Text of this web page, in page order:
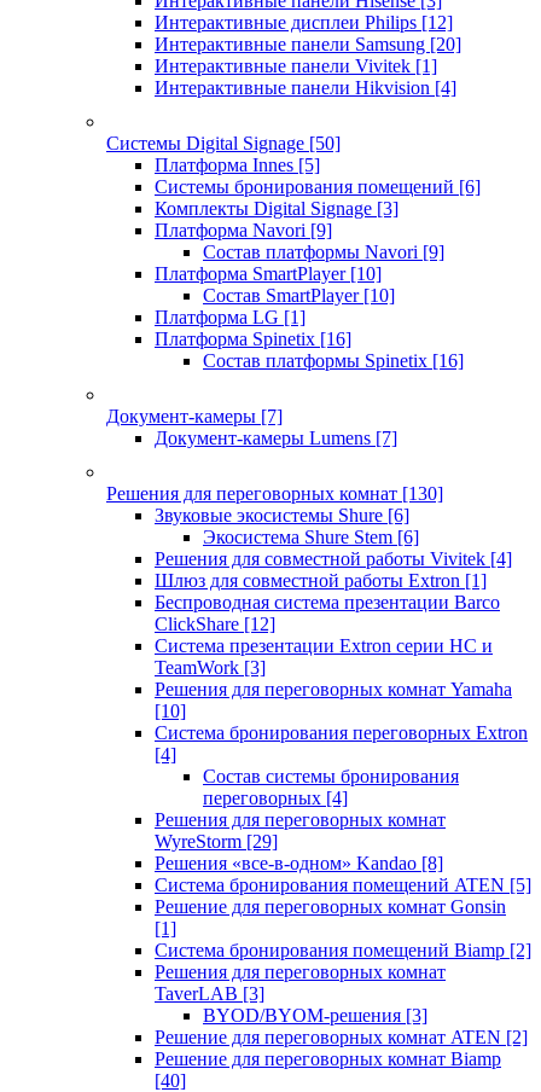
Интерактивные дисплеи Philips [12]
Интерактивные панели Samsung [20]
Интерактивные панели Vivitek [1]
Интерактивные панели Hikvision [4]
Системы Digital Signage [50]
Платформа Innes [5]
Системы бронирования помещений [6]
Комплекты Digital Signage [3]
Платформа Navori [9]
Состав платформы Navori [9]
Платформа SmartPlayer [10]
Состав SmartPlayer [10]
Платформа LG [1]
Платформа Spinetix [16]
Состав платформы Spinetix [16]
Документ-камеры [7]
Документ-камеры Lumens [7]
Решения для переговорных комнат [130]
Звуковые экосистемы Shure [6]
Экосистема Shure Stem [6]
Решения для совместной работы Vivitek [4]
Шлюз для совместной работы Extron [1]
Беспроводная система презентации Barco
ClickShare [12]
Система презентации Extron серии HC и
TeamWork [3]
Решения для переговорных комнат Yamaha
[10]
Система бронирования переговорных Extron
[4]
Состав системы бронирования
переговорных [4]
Решения для переговорных комнат
WyreStorm [29]
Решения «все-в-одном» Kandao [8]
Система бронирования помещений ATEN [5]
Решение для переговорных комнат Gonsin
[1]
Система бронирования помещений Biamp [2]
Решения для переговорных комнат
TaverLAB [3]
BYOD/BYOM-решения [3]
Решение для переговорных комнат ATEN [2]
Решение для переговорных комнат Biamp
[40]